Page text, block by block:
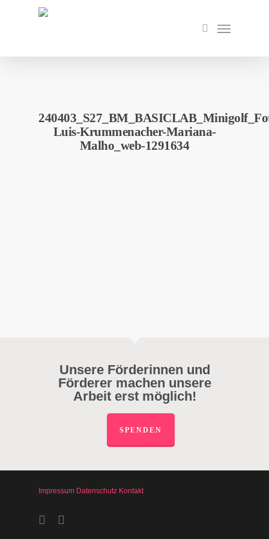
search
Menu
Luis-Krummenacher-Mariana-
Malho_web-1291634
Unsere Förderinnen und
Förderer machen unsere
Arbeit erst möglich!
SPENDEN
Impressum Datenschutz Kontakt
facebookinstagram